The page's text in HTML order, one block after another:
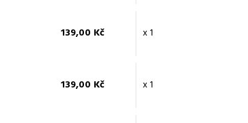
139,00 Kč x 1
139,00 Kč x 1